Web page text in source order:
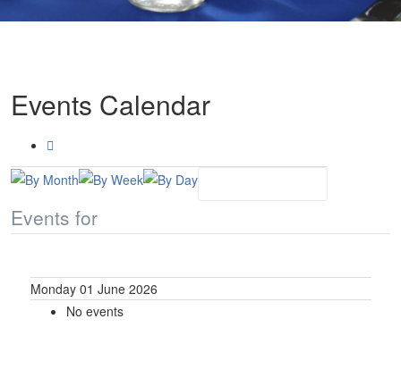
Events Calendar
Events for
Monday 01 June 2026
No events